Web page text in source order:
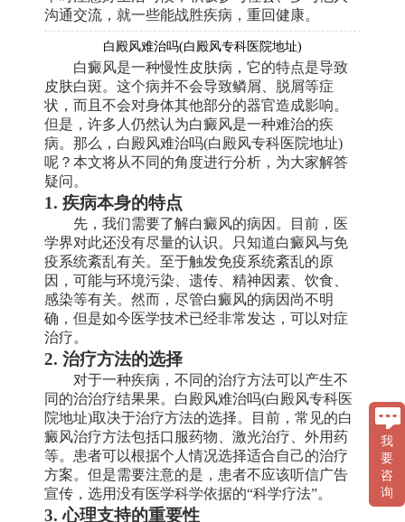
沟通交流，就一些能战胜疾病，重回健康。
白殿风难治吗(白殿风专科医院地址)
白癜风是一种慢性皮肤病，它的特点是导致
皮肤白斑。这个病并不会导致鳞屑、脱屑等症
状，而且不会对身体其他部分的器官造成影响。
但是，许多人仍然认为白癜风是一种难治的疾
病。那么，白殿风难治吗(白殿风专科医院地址)
呢？本文将从不同的角度进行分析，为大家解答
疑问。
1. 疾病本身的特点
先，我们需要了解白癜风的病因。目前，医
学界对此还没有尽量的认识。只知道白癜风与免
疫系统紊乱有关。至于触发免疫系统紊乱的原
因，可能与环境污染、遗传、精神因素、饮食、
感染等有关。然而，尽管白癜风的病因尚不明
确，但是如今医学技术已经非常发达，可以对症
治疗。
2. 治疗方法的选择
对于一种疾病，不同的治疗方法可以产生不
同的治治疗结果果。白殿风难治吗(白殿风专科医
院地址)取决于治疗方法的选择。目前，常见的白
癜风治疗方法包括口服药物、激光治疗、外用药
等。患者可以根据个人情况选择适合自己的治疗
方案。但是需要注意的是，患者不应该听信广告
宣传，选用没有医学科学依据的“科学疗法”。
3. 心理支持的重要性
我
要
咨
询